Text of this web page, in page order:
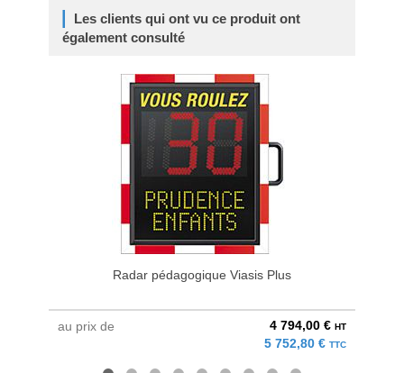
Les clients qui ont vu ce produit ont
également consulté
Radar pédagogique Viasis Plus
au prix de 4 794,00 € HT
5 752,80 € TTC